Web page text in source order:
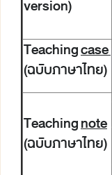
version)
Teachingcase
(ฉบับภาษาไทย)
Teachingnote
(ฉบับภาษาไทย)